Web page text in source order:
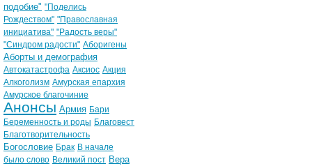
подобие" "Поделись
Рождеством" "Православная
инициатива" "Радость веры"
"Синдром радости" Аборигены
Аборты и демография
Автокатастрофа Аксиос Акция
Алкоголизм Амурская епархия
Амурское благочиние
Анонсы Армия Бари
Беременность и роды Благовест
Благотворительность
Богословие Брак В начале
было слово Великий пост Вера